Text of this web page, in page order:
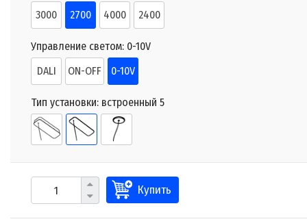
3000
2700 4000 2400
Управление светом: 0-10V
DALI
ON-OFF 0-10V
Тип установки: встроенный 5
Купить